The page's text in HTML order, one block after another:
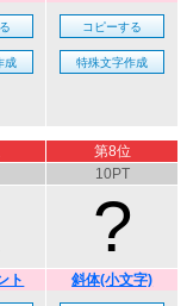
ト
第8位
10PT
?
斜体(小文字)